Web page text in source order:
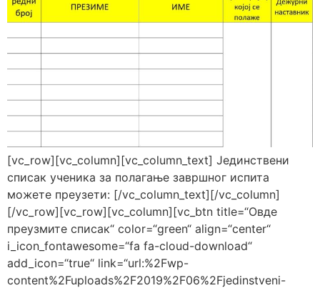
[vc_row][vc_column][vc_column_text] Јединствени
списак ученика за полагање завршног испита
можете преузети: [/vc_column_text][/vc_column]
[/vc_row][vc_row][vc_column][vc_btn title=“Овде
преузмите списак“ color=“green“ align=“center“
i_icon_fontawesome=“fa fa-cloud-download“
add_icon=“true“ link=“url:%2Fwp-
content%2Fuploads%2F2019%2F06%2Fjedinstveni-